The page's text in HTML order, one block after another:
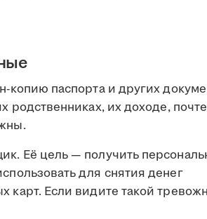
копию паспорта и других
родственниках, их доходе, почте
Её цель — получить
для снятия денег
карт. Если видите такой